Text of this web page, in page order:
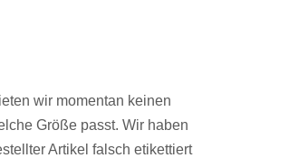
wir momentan keinen
Größe passt. Wir haben
Artikel falsch etikettiert